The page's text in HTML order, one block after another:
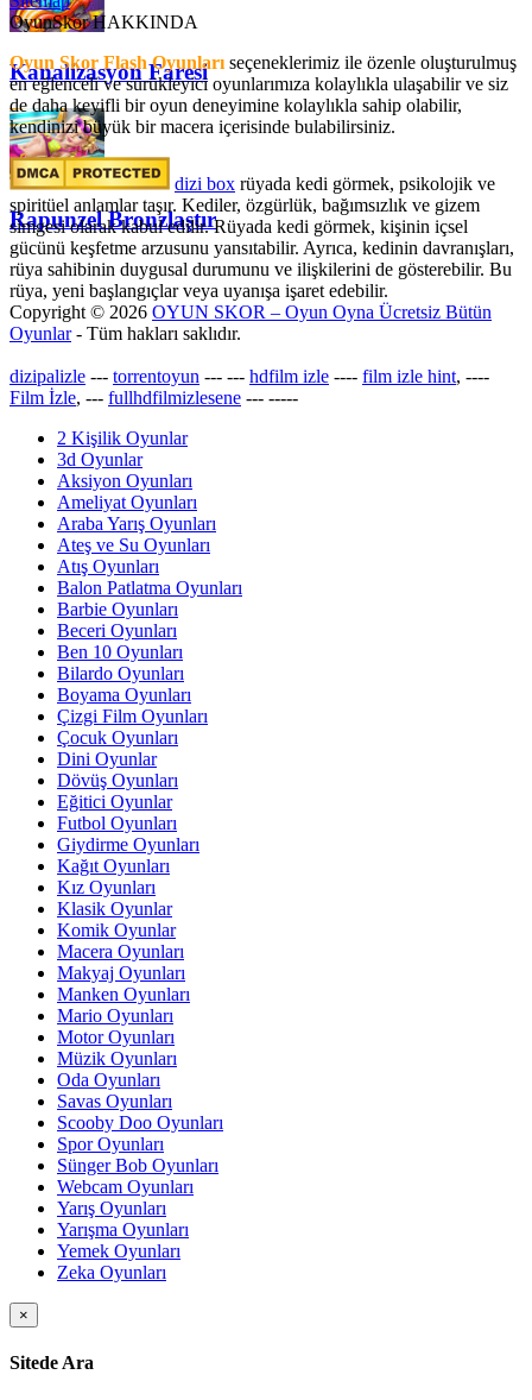
Kanalizasyon Faresi
Rapunzel Bronzlaştır
OyunSkor HAKKINDA
Oyun Skor Flash Oyunları seçeneklerimiz ile özenle oluşturulmuş
en eğlenceli ve sürükleyici oyunlarımıza kolaylıkla ulaşabilir ve siz
de daha keyifli bir oyun deneyimine kolaylıkla sahip olabilir,
kendinizi büyük bir macera içerisinde bulabilirsiniz.
dizi box rüyada kedi görmek​, psikolojik ve
spiritüel anlamlar taşır. Kediler, özgürlük, bağımsızlık ve gizem
simgesi olarak kabul edilir. Rüyada kedi görmek, kişinin içsel
gücünü keşfetme arzusunu yansıtabilir. Ayrıca, kedinin davranışları,
rüya sahibinin duygusal durumunu ve ilişkilerini de gösterebilir. Bu
rüya, yeni başlangıçlar veya uyanışa işaret edebilir.
Copyright © 2026 OYUN SKOR – Oyun Oyna Ücretsiz Bütün
Oyunlar- Tüm hakları saklıdır.
dizipalizle --- torrentoyun --- --- hdfilm izle ---- film izle hint, ----
Film İzle, --- fullhdfilmizlesene --- -----
2 Kişilik Oyunlar
3d Oyunlar
Aksiyon Oyunları
Ameliyat Oyunları
Araba Yarış Oyunları
Ateş ve Su Oyunları
Atış Oyunları
Balon Patlatma Oyunları
Barbie Oyunları
Beceri Oyunları
Ben 10 Oyunları
Bilardo Oyunları
Boyama Oyunları
Çizgi Film Oyunları
Çocuk Oyunları
Dini Oyunlar
Dövüş Oyunları
Eğitici Oyunlar
Futbol Oyunları
Giydirme Oyunları
Kağıt Oyunları
Kız Oyunları
Klasik Oyunlar
Komik Oyunlar
Macera Oyunları
Makyaj Oyunları
Manken Oyunları
Mario Oyunları
Motor Oyunları
Müzik Oyunları
Oda Oyunları
Savas Oyunları
Scooby Doo Oyunları
Spor Oyunları
Sünger Bob Oyunları
Webcam Oyunları
Yarış Oyunları
Yarışma Oyunları
Yemek Oyunları
Zeka Oyunları
×
Sitede Ara